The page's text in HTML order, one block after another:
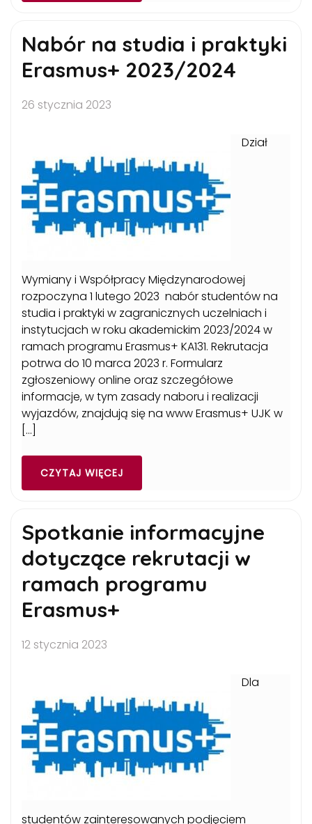
Nabór na studia i praktyki
Erasmus+ 2023/2024
26 stycznia 2023
Dział
Wymiany i Współpracy Międzynarodowej
rozpoczyna 1 lutego 2023 nabór studentów na
studia i praktyki w zagranicznych uczelniach i
instytucjach w roku akademickim 2023/2024 w
ramach programu Erasmus+ KA131. Rekrutacja
potrwa do 10 marca 2023 r. Formularz
zgłoszeniowy online oraz szczegółowe
informacje, w tym zasady naboru i realizacji
wyjazdów, znajdują się na www Erasmus+ UJK w
[…]
CZYTAJ WIĘCEJ
Spotkanie informacyjne
dotyczące rekrutacji w
ramach programu
Erasmus+
12 stycznia 2023
Dla
studentów zainteresowanych podjęciem